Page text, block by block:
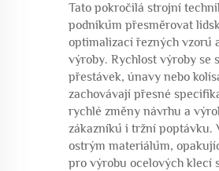
Tato pokročilá strojní
podnikům přesměrovat
optimalizací řezných vzorů
výroby. Rychlost výroby se
přestávek, únavy nebo
zachovávají přesné
rychlé změny návrhu a
zákazníků i tržní poptávku.
ostrým materiálům,
pro výrobu ocelových klecí